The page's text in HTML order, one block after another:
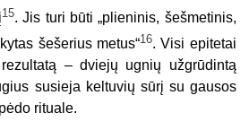
15. Jis turi būti „plieninis, šešmetinis,
šešerius metus“16. Visi epitetai
– dviejų ugnių užgrūdintą
susieja keltuvių sūrį su gausos
rituale.